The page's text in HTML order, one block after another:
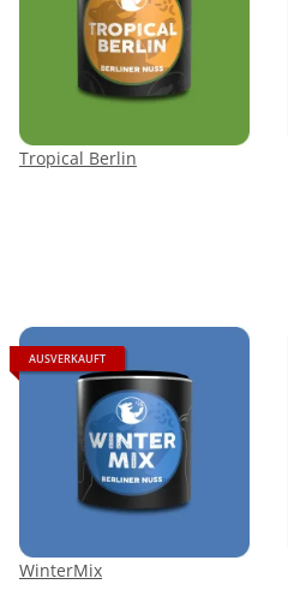
Tropical Berlin
AUSVERKAUFT
WinterMix